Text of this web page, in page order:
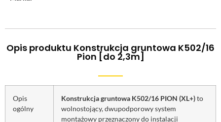
Opis produktu Konstrukcja gruntowa K502/16
Pion [do 2,3m]
Opis
ogólny
Konstrukcja gruntowa K502/16 PION (XL+)to
wolnostojący, dwupodporowy system
montażowy przeznaczony do instalacji